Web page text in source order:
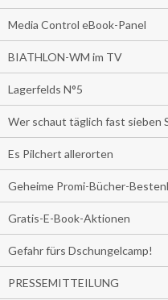
Media Control eBook-Panel
BIATHLON-WM im TV
Lagerfelds N°5
Wer schaut täglich fast sieben
Es Pilchert allerorten
Geheime Promi-Bücher-
Gratis-E-Book-Aktionen
Gefahr fürs Dschungelcamp!
PRESSEMITTEILUNG